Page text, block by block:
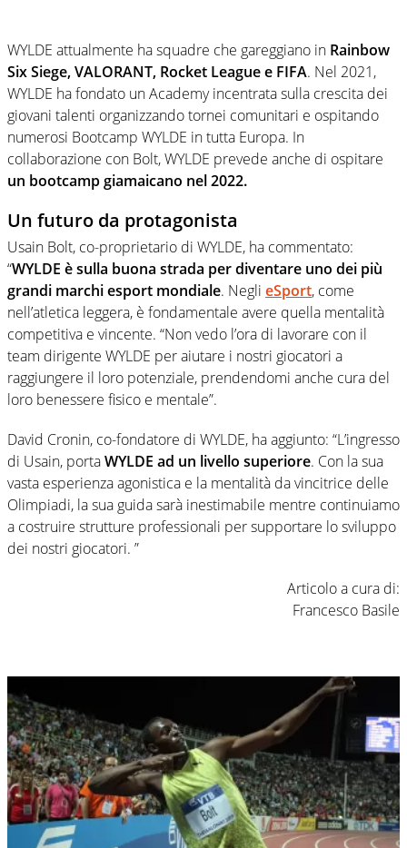
WYLDE attualmente ha squadre che gareggiano in Rainbow
Six Siege, VALORANT, Rocket League e FIFA. Nel 2021,
WYLDE ha fondato un Academy incentrata sulla crescita dei
giovani talenti organizzando tornei comunitari e ospitando
numerosi Bootcamp WYLDE in tutta Europa. In
collaborazione con Bolt, WYLDE prevede anche di ospitare
un bootcamp giamaicano nel 2022.
Un futuro da protagonista
Usain Bolt, co-proprietario di WYLDE, ha commentato:
“WYLDE è sulla buona strada per diventare uno dei più
grandi marchi esport mondiale. Negli eSport, come
nell’atletica leggera, è fondamentale avere quella mentalità
competitiva e vincente. “Non vedo l’ora di lavorare con il
team dirigente WYLDE per aiutare i nostri giocatori a
raggiungere il loro potenziale, prendendomi anche cura del
loro benessere fisico e mentale”.
David Cronin, co-fondatore di WYLDE, ha aggiunto: “L’ingresso
di Usain, portaWYLDE ad un livello superiore. Con la sua
vasta esperienza agonistica e la mentalità da vincitrice delle
Olimpiadi, la sua guida sarà inestimabile mentre continuiamo
a costruire strutture professionali per supportare lo sviluppo
dei nostri giocatori. ”
Articolo a cura di:
Francesco Basile